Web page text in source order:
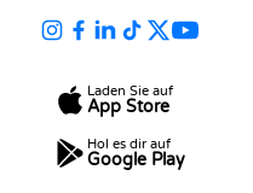
Laden Sie auf
App Store
Hol es dir auf
Google Play